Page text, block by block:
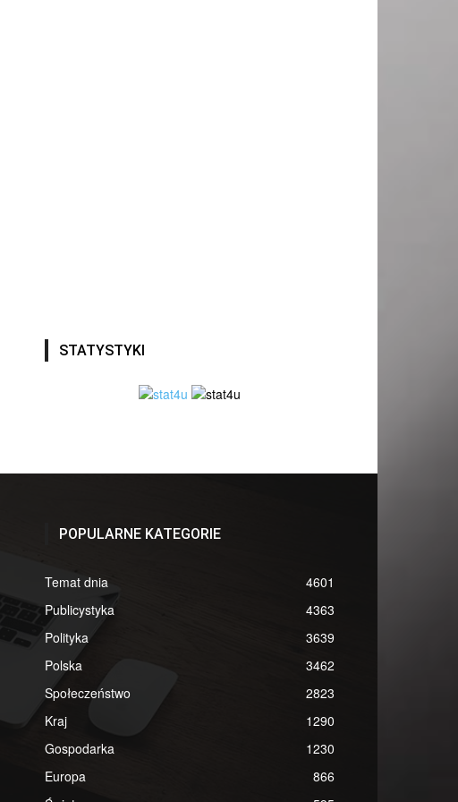
STATYSTYKI
POPULARNE KATEGORIE
Temat dnia
4601
Publicystyka
4363
Polityka
3639
Polska
3462
Społeczeństwo
2823
Kraj
1290
Gospodarka
1230
Europa
866